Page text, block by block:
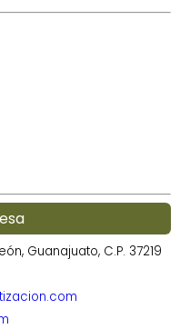
Guanajuato, C.P. 37219